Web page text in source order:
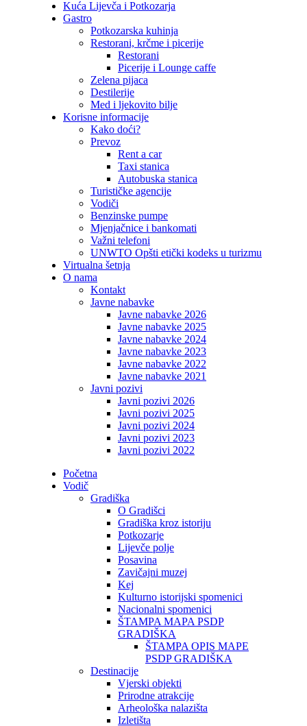
Kuća Lijevča i Potkozarja
Gastro
Potkozarska kuhinja
Restorani, krčme i picerije
Restorani
Picerije i Lounge caffe
Zelena pijaca
Destilerije
Med i ljekovito bilje
Korisne informacije
Kako doći?
Prevoz
Rent a car
Taxi stanica
Autobuska stanica
Turističke agencije
Vodiči
Benzinske pumpe
Mjenjačnice i bankomati
Važni telefoni
UNWTO Opšti etički kodeks u turizmu
Virtualna šetnja
O nama
Kontakt
Javne nabavke
Javne nabavke 2026
Javne nabavke 2025
Javne nabavke 2024
Javne nabavke 2023
Javne nabavke 2022
Javne nabavke 2021
Javni pozivi
Javni pozivi 2026
Javni pozivi 2025
Javni pozivi 2024
Javni pozivi 2023
Javni pozivi 2022
Početna
Vodič
Gradiška
O Gradišci
Gradiška kroz istoriju
Potkozarje
Lijevče polje
Posavina
Zavičajni muzej
Kej
Kulturno istorijski spomenici
Nacionalni spomenici
ŠTAMPA MAPA PSDP
GRADIŠKA
ŠTAMPA OPIS MAPE
PSDP GRADIŠKA
Destinacije
Vjerski objekti
Prirodne atrakcije
Arheološka nalazišta
Izletišta